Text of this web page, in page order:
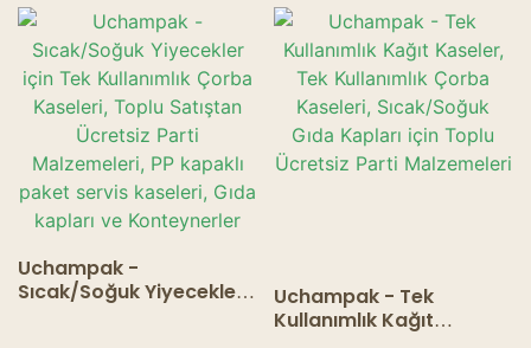
Uchampak -
Sıcak/Soğuk Yiyecekler
Uchampak - Tek
Kullanımlık Kağıt